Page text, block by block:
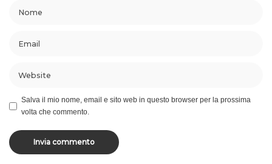
Salva il mio nome, email e sito web in questo browser per la prossima
volta che commento.